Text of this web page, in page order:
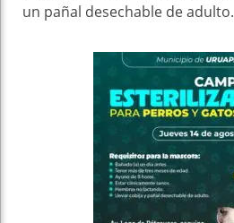
un pañal desechable de adulto.